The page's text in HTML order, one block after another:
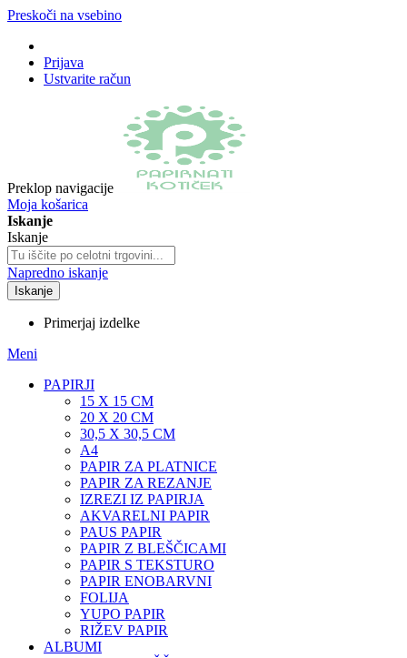
Preskoči na vsebino
Prijava
Ustvarite račun
Preklop navigacije
Moja košarica
Iskanje
Iskanje
Napredno iskanje
Iskanje
Primerjaj izdelke
Meni
PAPIRJI
15 X 15 CM
20 X 20 CM
30,5 X 30,5 CM
A4
PAPIR ZA PLATNICE
PAPIR ZA REZANJE
IZREZI IZ PAPIRJA
AKVARELNI PAPIR
PAUS PAPIR
PAPIR Z BLEŠČICAMI
PAPIR S TEKSTURO
PAPIR ENOBARVNI
FOLIJA
YUPO PAPIR
RIŽEV PAPIR
ALBUMI